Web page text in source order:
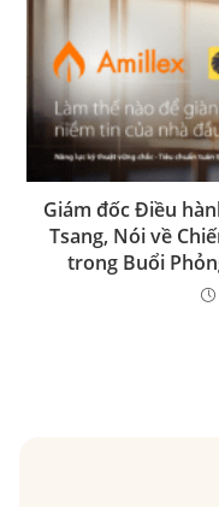
Giám đốc Điều
Tsang, Nói về
trong Buổi